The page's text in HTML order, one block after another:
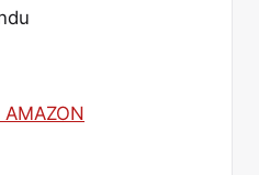
AMAZON